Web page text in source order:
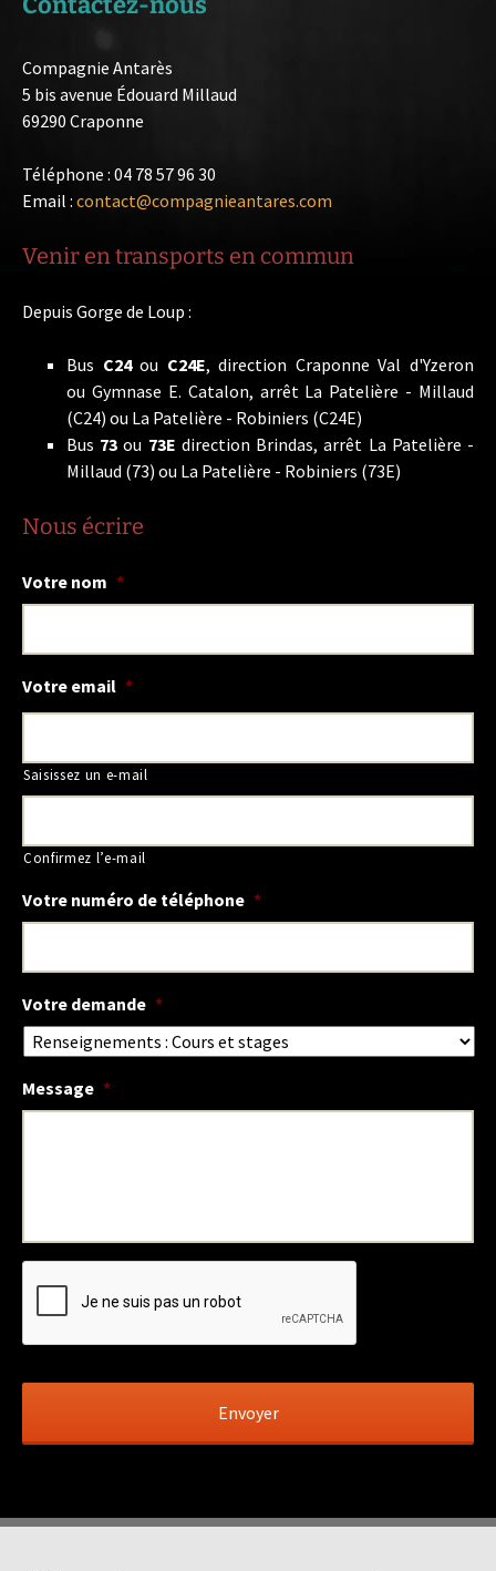
Compagnie Antarès
5 bis avenue Édouard Millaud
69290 Craponne
Téléphone : 04 78 57 96 30
Email : contact@compagnieantares.com
Venir en transports en commun
Depuis Gorge de Loup :
Bus C24ou C24E, direction Craponne Val d'Yzeron
ou Gymnase E. Catalon, arrêt La Patelière - Millaud
(C24) ou La Patelière - Robiniers (C24E)
Bus 73 ou 73E direction Brindas, arrêt La Patelière -
Millaud (73) ou La Patelière - Robiniers (73E)
Nous écrire
Votre nom *
Votre email *
Saisissez un e-mail
Confirmez l’e-mail
Votre numéro de téléphone *
Votre demande *
Message *